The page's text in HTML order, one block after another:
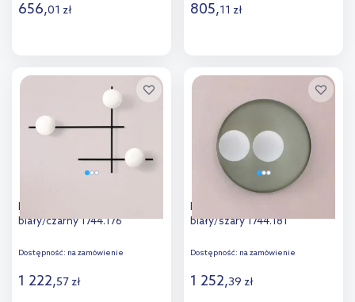
656,01 zł
porównania
805,11 zł
porównania
Miloox Mikado kinkiet 3x28W
biały/czarny 1744.176
Dostępność: na zamówienie
1 222,57 zł
Miloox Pot kinkiet 2x28W
biały/szary 1744.181
Dostępność: na zamówienie
1 252,39 zł